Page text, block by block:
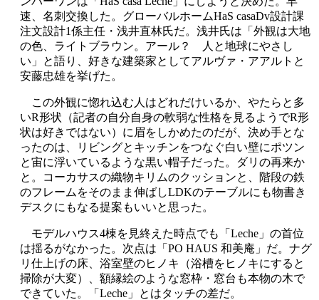
速、名刺交換した。グローバルホームHaS casaDv設計課
注文設計1係主任・浅井直林氏だ。浅井氏は「外観は大地
の色、ライトブラウン。アール？ 人と地球にやさし
い」と語り、好きな建築家としてアルヴァ・アアルトと
安藤忠雄を挙げた。
この外観に惚れ込む人はどれだけいるか、やたらと多
いR形状（記者の自分自身の軟弱な性格を見るようでR形
状は好きではない）に眉をしかめたのだが、決め手とな
ったのは、リビングとキッチンをつなぐ白い壁にポツン
と宙に浮いているような黒い帽子だった。ダリの再来か
と。コーカサスの織物キリムのクッションと、階段の鉄
のフレームをそのまま伸ばしLDKのテーブルにも物書き
デスクにもなる提案もいいと思った。
モデルハウス4棟を見終えた時点でも「Leche」の首位
は揺るがなかった。次点は「PO HAUS 和美庵」だ。ナグ
リ仕上げの床、浴室壁のヒノキ（浴槽をヒノキにすると
掃除が大変）、額縁絵のような窓枠・窓台も本物の木で
できていた。「Leche」とはタッチの差だ。